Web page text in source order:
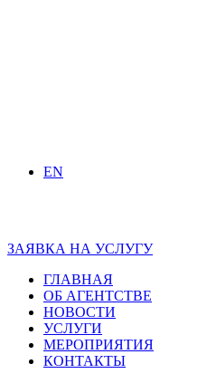
EN
ЗАЯВКА НА УСЛУГУ
ГЛАВНАЯ
ОБ АГЕНТСТВЕ
НОВОСТИ
УСЛУГИ
МЕРОПРИЯТИЯ
КОНТАКТЫ